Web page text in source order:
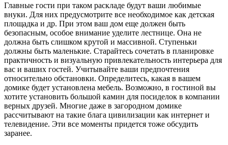
Главные гости при таком раскладе будут ваши любимые
внуки. Для них предусмотрите все необходимое как детская
площадка и др. При этом ваш дом еще должен быть
безопасным, особое внимание уделите лестнице. Она не
должна быть слишком крутой и массивной. Ступеньки
должны быть маленькие. Старайтесь сочетать в планировке
практичность и визуальную привлекательность интерьера для
вас и ваших гостей. Учитывайте ваши предпочтения
относительно обстановки. Определитесь, какая в вашем
домике будет установлена мебель. Возможно, в гостиной вы
хотите установить большой камин для посиделок в компании
верных друзей. Многие даже в загородном домике
рассчитывают на такие блага цивилизации как интернет и
телевидение. Эти все моменты придется тоже обсудить
заранее.